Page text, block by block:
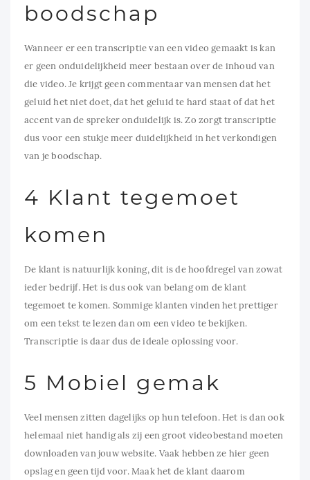
boodschap
Wanneer er een transcriptie van een video gemaakt is kan
er geen onduidelijkheid meer bestaan over de inhoud van
die video. Je krijgt geen commentaar van mensen dat het
geluid het niet doet, dat het geluid te hard staat of dat het
accent van de spreker onduidelijk is. Zo zorgt transcriptie
dus voor een stukje meer duidelijkheid in het verkondigen
van je boodschap.
4 Klant tegemoet
komen
De klant is natuurlijk koning, dit is de hoofdregel van zowat
ieder bedrijf. Het is dus ook van belang om de klant
tegemoet te komen. Sommige klanten vinden het prettiger
om een tekst te lezen dan om een video te bekijken.
Transcriptie is daar dus de ideale oplossing voor.
5 Mobiel gemak
Veel mensen zitten dagelijks op hun telefoon. Het is dan ook
helemaal niet handig als zij een groot videobestand moeten
downloaden van jouw website. Vaak hebben ze hier geen
opslag en geen tijd voor. Maak het de klant daarom